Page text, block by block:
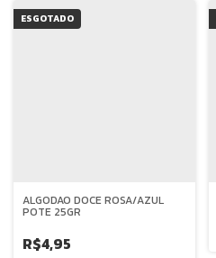
ESGOTADO
ALGODAO DOCE ROSA/AZUL
POTE 25GR
R$4,95